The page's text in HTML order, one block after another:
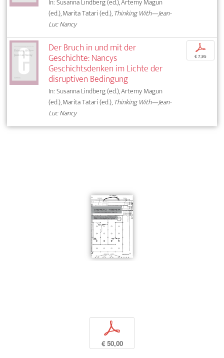
(ed.), Marita Tatari (ed.),Thinking With—Jean-
Luc Nancy
Der Bruch in und mit der
Geschichte: Nancys
Geschichtsdenken im Lichte der
disruptiven Bedingung
In: Susanna Lindberg (ed.), Artemy Magun
(ed.), Marita Tatari (ed.),Thinking With—Jean-
Luc Nancy
p
€ 7,95
p
€ 50,00